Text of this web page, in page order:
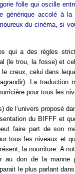
folle qui oscille
générique accolé à
du cinéma, si
qui a des règles
(le trou, la fosse) et
le creux, celui dans
La
pour tous les
de l’univers proposé
du BIFFF et
faire part de son
tous les niveaux et
la nourriture. A
au don de la
le plus parlant